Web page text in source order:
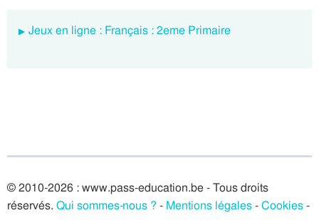
Jeux en ligne : Français : 2eme Primaire
© 2010-2026 : www.pass-education.be - Tous droits
réservés. Qui sommes-nous ? - Mentions légales-Cookies-